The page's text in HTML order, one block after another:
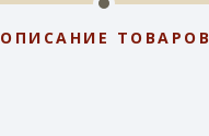
ОПИСАНИЕ ТОВАРОВ